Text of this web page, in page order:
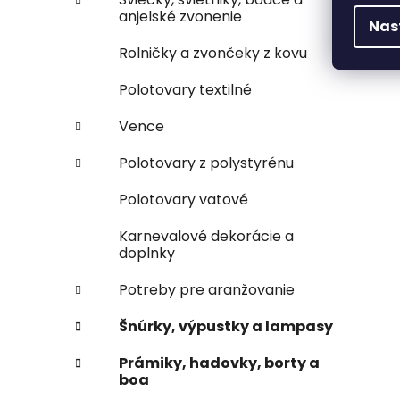
anjelské zvonenie
Rolničky a zvončeky z kovu
Polotovary textilné
Vence
Polotovary z polystyrénu
Polotovary vatové
Karnevalové dekorácie a
doplnky
Potreby pre aranžovanie
Šnúrky, výpustky a lampasy
Prámiky, hadovky, borty a
boa